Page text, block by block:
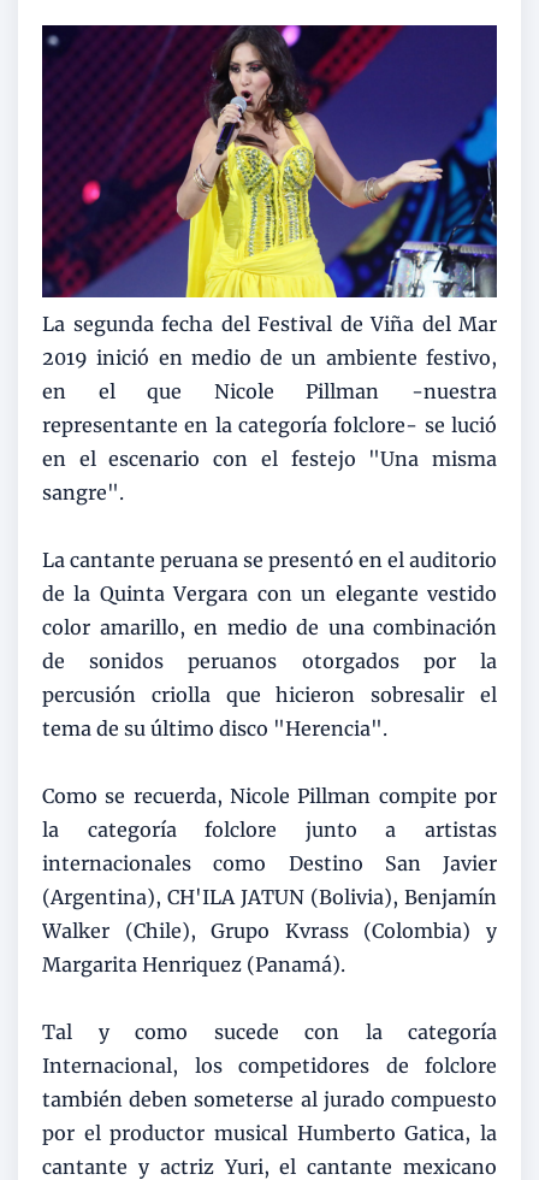
La segunda fecha del Festival de Viña del Mar
2019 inició en medio de un ambiente festivo,
en el que Nicole Pillman -nuestra
representante en la categoría folclore- se lució
en el escenario con el festejo "Una misma
sangre".
La cantante peruana se presentó en el auditorio
de la Quinta Vergara con un elegante vestido
color amarillo, en medio de una combinación
de sonidos peruanos otorgados por la
percusión criolla que hicieron sobresalir el
tema de su último disco "Herencia".
Como se recuerda, Nicole Pillman compite por
la categoría folclore junto a artistas
internacionales como Destino San Javier
(Argentina), CH'ILA JATUN (Bolivia), Benjamín
Walker (Chile), Grupo Kvrass (Colombia) y
Margarita Henriquez (Panamá).
Tal y como sucede con la categoría
Internacional, los competidores de folclore
también deben someterse al jurado compuesto
por el productor musical Humberto Gatica, la
cantante y actriz Yuri, el cantante mexicano